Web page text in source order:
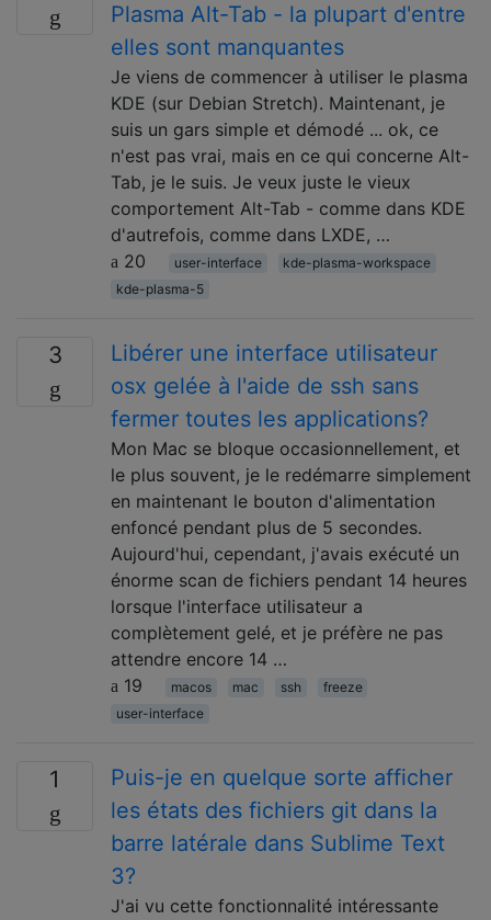
Plasma Alt-Tab - la plupart d'entre
elles sont manquantes
Je viens de commencer à utiliser le plasma
KDE (sur Debian Stretch). Maintenant, je
suis un gars simple et démodé ... ok, ce
n'est pas vrai, mais en ce qui concerne Alt-
Tab, je le suis. Je veux juste le vieux
comportement Alt-Tab - comme dans KDE
d'autrefois, comme dans LXDE, …
20
user-interface
kde-plasma-workspace
kde-plasma-5
3
Libérer une interface utilisateur
osx gelée à l'aide de ssh sans
fermer toutes les applications?
Mon Mac se bloque occasionnellement, et
le plus souvent, je le redémarre simplement
en maintenant le bouton d'alimentation
enfoncé pendant plus de 5 secondes.
Aujourd'hui, cependant, j'avais exécuté un
énorme scan de fichiers pendant 14 heures
lorsque l'interface utilisateur a
complètement gelé, et je préfère ne pas
attendre encore 14 …
19
macos mac ssh
freeze
user-interface
1
Puis-je en quelque sorte afficher
les états des fichiers git dans la
barre latérale dans Sublime Text
3?
J'ai vu cette fonctionnalité intéressante